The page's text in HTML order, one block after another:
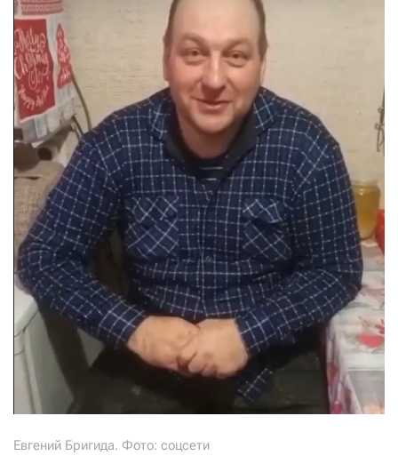
Евгений Бригида. Фото: соцсети